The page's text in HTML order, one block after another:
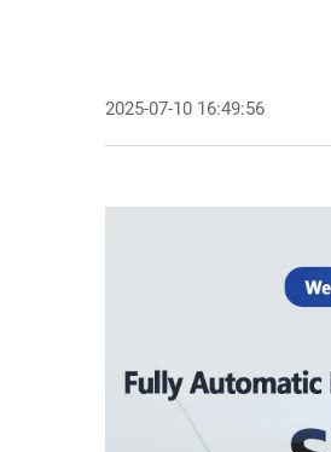
2025-07-10 16:49:56